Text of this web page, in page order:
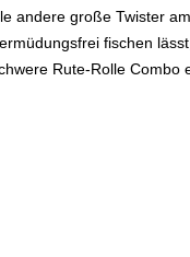
andere große Twister
fischen
Rute-Rolle Combo